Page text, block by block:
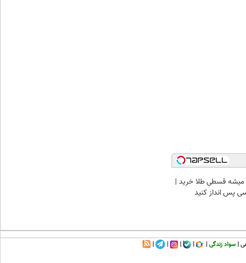
قسطی طلا خرید |
پس انداز کنید
سواد زندگی